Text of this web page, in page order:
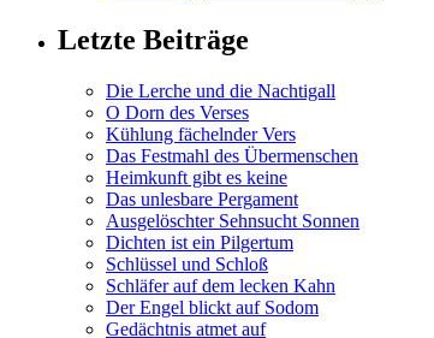
Letzte Beiträge
Die Lerche und die Nachtigall
O Dorn des Verses
Kühlung fächelnder Vers
Das Festmahl des Übermenschen
Heimkunft gibt es keine
Das unlesbare Pergament
Ausgelöschter Sehnsucht Sonnen
Dichten ist ein Pilgertum
Schlüssel und Schloß
Schläfer auf dem lecken Kahn
Der Engel blickt auf Sodom
Gedächtnis atmet auf